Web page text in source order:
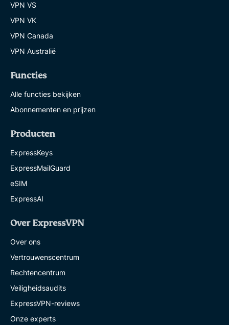
VPN VS
VPN VK
VPN Canada
VPN Australië
Functies
Alle functies bekijken
Abonnementen en prijzen
Producten
ExpressKeys
ExpressMailGuard
eSIM
ExpressAI
Over ExpressVPN
Over ons
Vertrouwenscentrum
Rechtencentrum
Veiligheidsaudits
ExpressVPN-reviews
Onze experts